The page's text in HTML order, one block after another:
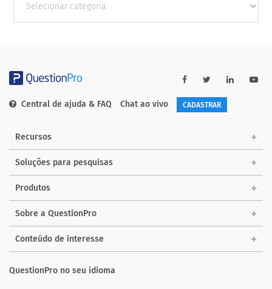
Categorias
Central de ajuda & FAQ Chat ao vivo CADASTRAR
Recursos
Soluções para pesquisas
Produtos
Sobre a QuestionPro
Conteúdo de interesse
QuestionPro no seu idioma